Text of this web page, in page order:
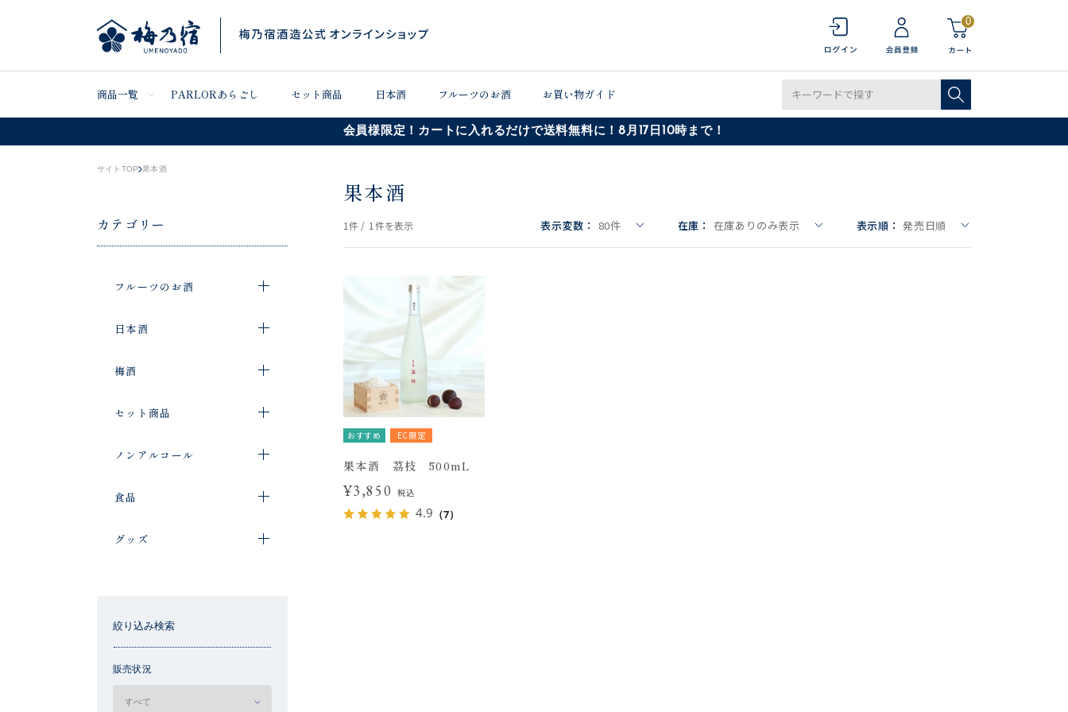
0
商品一覧 PARLORあらごし セット商品 日本酒 フルーツのお酒 お買い物ガイド
会員様限定！カートに入れるだけで送料無料に！8月17日10時まで！
サイトTOP 果本酒
カテゴリー
フルーツのお酒
日本酒
梅酒
セット商品
ノンアルコール
食品
グッズ
絞り込み検索
販売状況
果本酒
1件 / 1件を表示 表示変数： 80件 在庫： 在庫ありのみ表示 表示順： 発売日順
おすすめ EC限定
果本酒 茘枝 500mL
¥3,850 税込
4.9 （7）